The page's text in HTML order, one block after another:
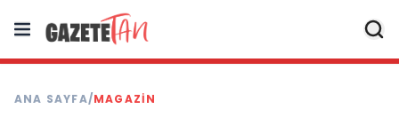
ANA SAYFA/MAGAZİN